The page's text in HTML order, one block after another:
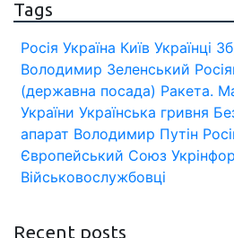
Tags
Росія Україна Київ Українці
Володимир Зеленський
(державна посада) Ракета.
України Українська гривня
апарат Володимир Путін
Європейський Союз
Військовослужбовці
Recent posts